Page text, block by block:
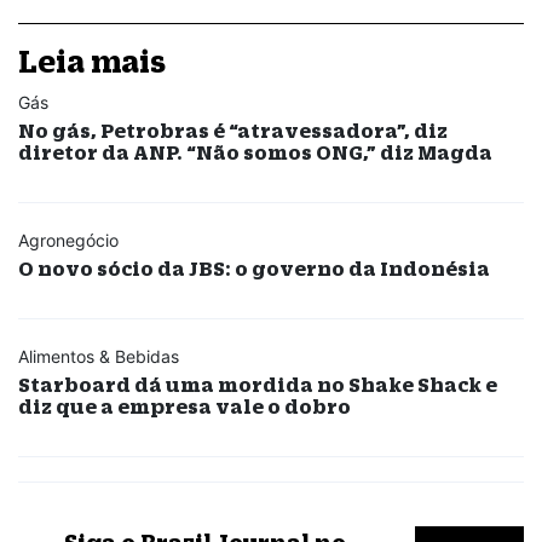
Leia mais
Gás
No gás, Petrobras é “atravessadora”, diz
diretor da ANP. “Não somos ONG,” diz Magda
Agronegócio
O novo sócio da JBS: o governo da Indonésia
Alimentos & Bebidas
Starboard dá uma mordida no Shake Shack e
diz que a empresa vale o dobro